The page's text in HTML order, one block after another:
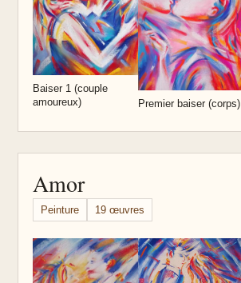
Baiser 1 (couple
amoureux)
Premier baiser (corps)
Amor
Peinture 19 œuvres